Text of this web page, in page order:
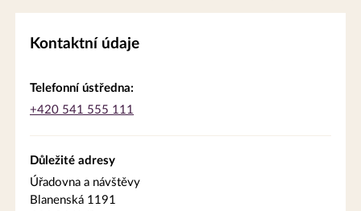
Kontaktní údaje
Telefonní ústředna:
+420 541 555 111
Důležité adresy
Úřadovna a návštěvy
Blanenská 1191